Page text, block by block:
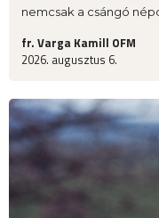
nemcsak a csángó
fr. Varga Kamill OFM
2026. augusztus 6.